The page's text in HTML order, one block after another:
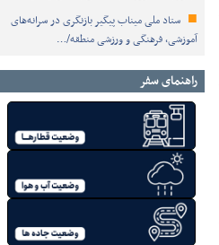
ستاد ملی میناب پیگیر بازنگری در سرانه‌های
آموزشی، فرهنگی و ورزشی منطقه/…
راهنمای سفر